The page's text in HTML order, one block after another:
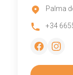
Palma
+34